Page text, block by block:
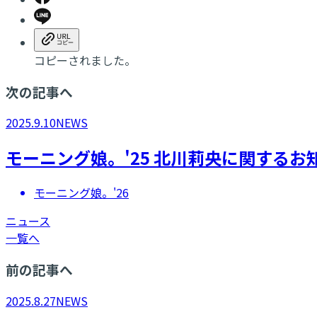
コピーされました。
次の記事へ
2025.9.10NEWS
モーニング娘。'25 北川莉央に関するお
モーニング娘。'26
ニュース
一覧へ
前の記事へ
2025.8.27NEWS